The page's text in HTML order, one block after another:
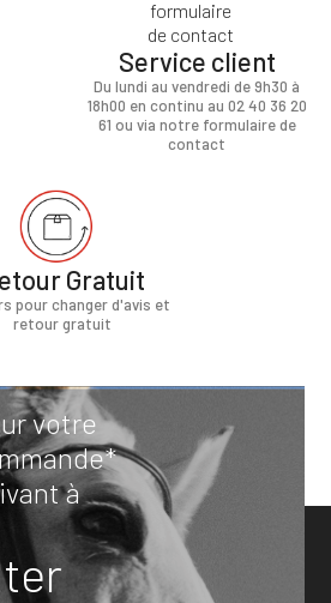
Service client
Du lundi au vendredi de 9h30 à
18h00 en continu au 02 40 36 20
61 ou via notre formulaire de
contact
Gratuit
pour changer d'avis et
retour gratuit
votre
à